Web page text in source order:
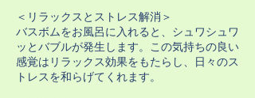
＜リラックスとストレス解消＞
バスボムをお風呂に入れると、シュワシュワ
ッとバブルが発生します。この気持ちの良い
感覚はリラックス効果をもたらし、日々のス
トレスを和らげてくれます。